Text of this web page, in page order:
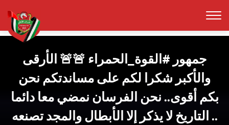
جمهور #القوة_الحمراء 🚨🚨 الأرقى
والأكبر شكرا لكم على مساندتكم نحن
بكم أقوى.. نحن الفرسان نمضي معا دائما
.. التاريخ لا يذكر إلا الأبطال والمجد تصنعه